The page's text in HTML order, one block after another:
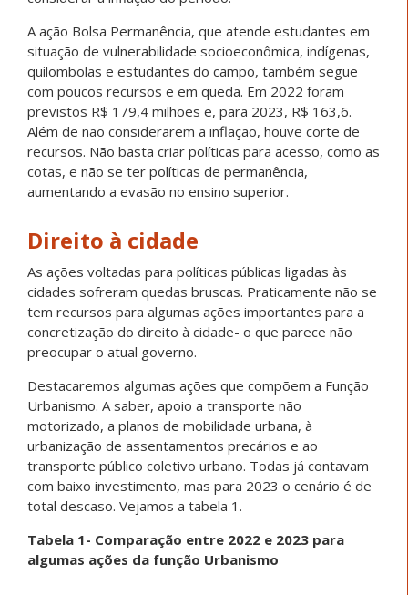
A ação Bolsa Permanência, que atende estudantes em
situação de vulnerabilidade socioeconômica, indígenas,
quilombolas e estudantes do campo, também segue
com poucos recursos e em queda. Em 2022 foram
previstos R$ 179,4 milhões e, para 2023, R$ 163,6.
Além de não considerarem a inflação, houve corte de
recursos. Não basta criar políticas para acesso, como as
cotas, e não se ter políticas de permanência,
aumentando a evasão no ensino superior.
Direito à cidade
As ações voltadas para políticas públicas ligadas às
cidades sofreram quedas bruscas. Praticamente não se
tem recursos para algumas ações importantes para a
concretização do direito à cidade- o que parece não
preocupar o atual governo.
Destacaremos algumas ações que compõem a Função
Urbanismo. A saber, apoio a transporte não
motorizado, a planos de mobilidade urbana, à
urbanização de assentamentos precários e ao
transporte público coletivo urbano. Todas já contavam
com baixo investimento, mas para 2023 o cenário é de
total descaso. Vejamos a tabela 1.
Tabela 1- Comparação entre 2022 e 2023 para
algumas ações da função Urbanismo